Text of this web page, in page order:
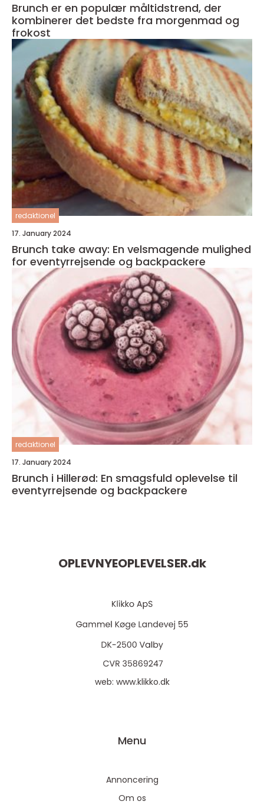
Brunch er en populær måltidstrend, der
kombinerer det bedste fra morgenmad og
frokost
redaktionel
17. January 2024
Brunch take away: En velsmagende mulighed
for eventyrrejsende og backpackere
redaktionel
17. January 2024
Brunch i Hillerød: En smagsfuld oplevelse til
eventyrrejsende og backpackere
OPLEVNYEOPLEVELSER.dk
web: www.klikko.dk
Menu
Annoncering
Om os